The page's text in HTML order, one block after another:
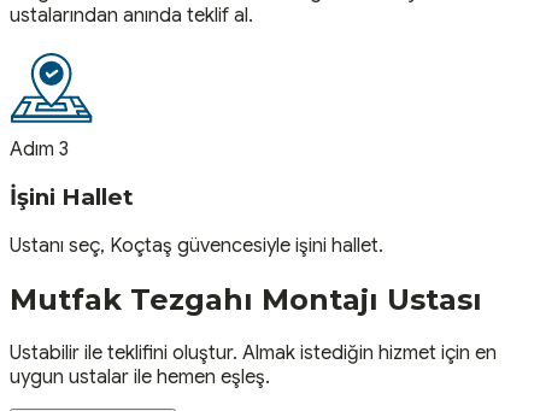
ustalarından anında teklif al.
Adım 3
İşini Hallet
Ustanı seç, Koçtaş güvencesiyle işini hallet.
Mutfak Tezgahı Montajı Ustası
Ustabilir ile teklifini oluştur. Almak istediğin hizmet için en
uygun ustalar ile hemen eşleş.